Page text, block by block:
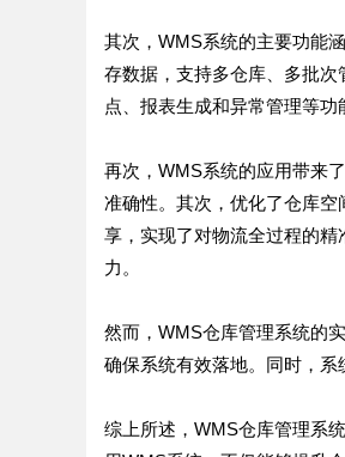
其次，WMS系统的主要功能
存数据，支持多仓库、多批
点、报表生成和异常管理等功
再次，WMS系统的应用带来
准确性。其次，优化了仓库
享，实现了对物流全过程的
力。
然而，WMS仓库管理系统的
确保系统有效落地。同时，系
综上所述，WMS仓库管理系